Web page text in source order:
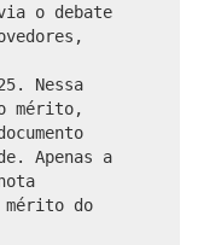
o debate
Nessa
mérito,
Apenas a
mérito do